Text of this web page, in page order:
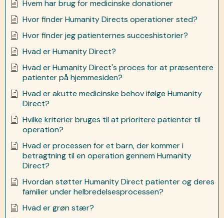
Hvem har brug for medicinske donationer
Hvor finder Humanity Directs operationer sted?
Hvor finder jeg patienternes succeshistorier?
Hvad er Humanity Direct?
Hvad er Humanity Direct's proces for at præsentere
patienter på hjemmesiden?
Hvad er akutte medicinske behov ifølge Humanity
Direct?
Hvilke kriterier bruges til at prioritere patienter til
operation?
Hvad er processen for et barn, der kommer i
betragtning til en operation gennem Humanity
Direct?
Hvordan støtter Humanity Direct patienter og deres
familier under helbredelsesprocessen?
Hvad er grøn stær?